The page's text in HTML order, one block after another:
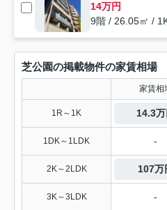
14万円
9階 / 26.05㎡ /
芝公園の掲載物件の家賃相場
家賃相
1R～1K 14.3万
1DK～1LDK -
2K～2LDK 107万
3K～3LDK -